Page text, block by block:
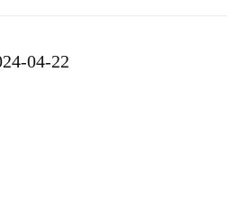
04-22